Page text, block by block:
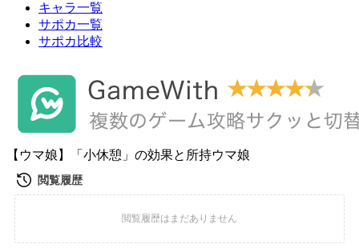
キャラ一覧
サポカ一覧
サポカ比較
【ウマ娘】「小休憩」の効果と所持ウマ娘